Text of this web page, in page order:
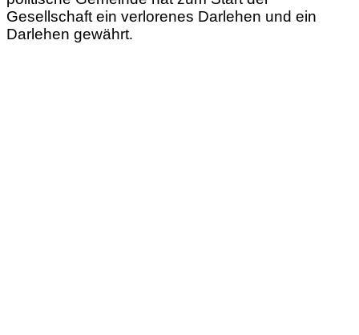
Gesellschaft ein verlorenes Darlehen und ein
Darlehen gewährt.